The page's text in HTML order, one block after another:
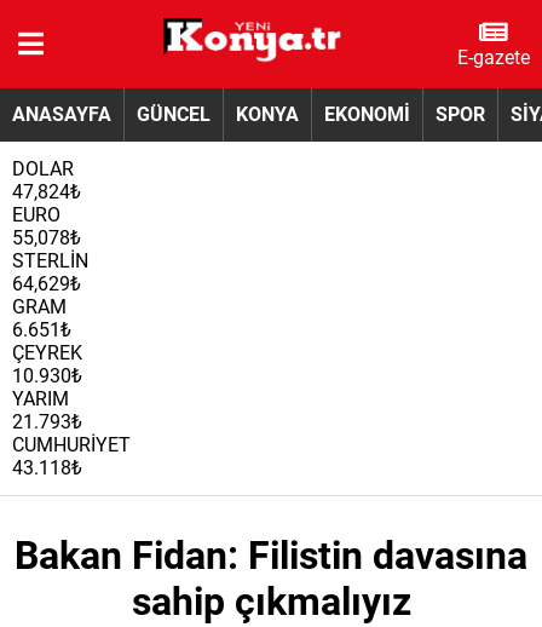
E-gazete
ANASAYFA GÜNCEL KONYA EKONOMİ SPOR
DOLAR
47,824₺
EURO
55,078₺
STERLİN
64,629₺
GRAM
6.651₺
ÇEYREK
10.930₺
YARIM
21.793₺
CUMHURİYET
43.118₺
Bakan Fidan: Filistin davasına
sahip çıkmalıyız